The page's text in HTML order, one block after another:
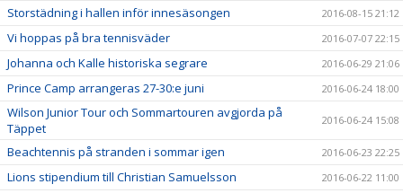
Storstädning i hallen inför innesäsongen 2016-08-15 21:12
Vi hoppas på bra tennisväder 2016-07-07 22:15
Johanna och Kalle historiska segrare 2016-06-29 21:06
Prince Camp arrangeras 27-30:e juni 2016-06-24 18:00
Wilson Junior Tour och Sommartouren avgjorda på
Täppet
2016-06-24 15:08
Beachtennis på stranden i sommar igen 2016-06-23 22:25
Lions stipendium till Christian Samuelsson 2016-06-22 11:00